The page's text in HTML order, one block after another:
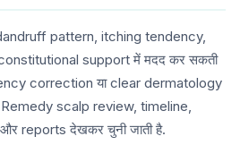
pattern, itching tendency,
support में मदद कर सकती
correction या clear dermatology
Remedy scalp review, timeline,
reports देखकर चुनी जाती है.